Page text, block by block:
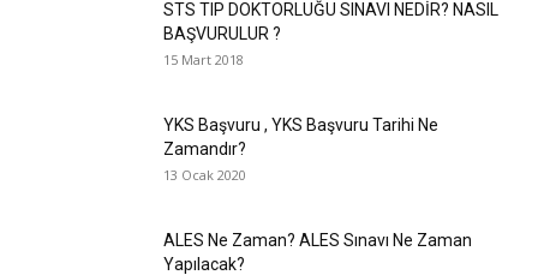
STS TIP DOKTORLUĞU SINAVI NEDİR? NASIL
BAŞVURULUR ?
15 Mart 2018
YKS Başvuru , YKS Başvuru Tarihi Ne
Zamandır?
13 Ocak 2020
ALES Ne Zaman? ALES Sınavı Ne Zaman
Yapılacak?